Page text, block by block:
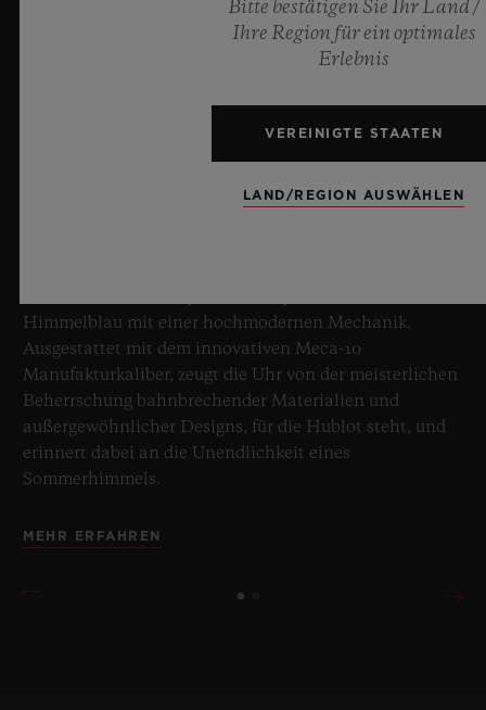
8. Juli 2026, Nyon, Schweiz – Hublot, unbestrittener
Himmelblau mit einer hochmodernen Mechanik.
Ausgestattet mit dem innovativen Meca-10
Manufakturkaliber, zeugt die Uhr von der meisterlichen
Beherrschung bahnbrechender Materialien und
außergewöhnlicher Designs, für die Hublot steht, und
erinnert dabei an die Unendlichkeit eines
Sommerhimmels.
MEHR ERFAHREN
Bitte bestätigen Sie Ihr Land /
Ihre Region für ein optimales
Erlebnis
VEREINIGTE STAATEN
LAND/REGION AUSWÄHLEN